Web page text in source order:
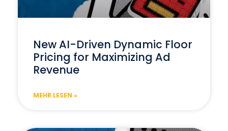
New AI-Driven Dynamic Floor
Pricing for Maximizing Ad
Revenue
MEHR LESEN »